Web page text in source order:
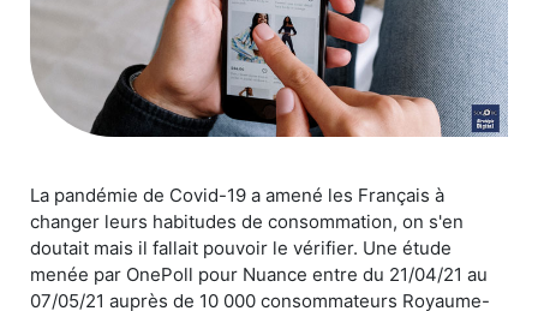
La pandémie de Covid-19 a amené les Français à
changer leurs habitudes de consommation, on s'en
doutait mais il fallait pouvoir le vérifier. Une étude
menée par OnePoll pour Nuance entre du 21/04/21 au
07/05/21 auprès de 10 000 consommateurs Royaume-